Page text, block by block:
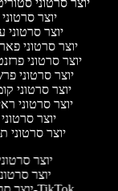
יוצר
יוצר סרטוני
יוצר סרטוני
יוצר סרטוני
יוצר סרטוני
יוצר סרטוני
יוצר סרטוני
יוצר
יוצר סרטוני
יוצר
יוצר